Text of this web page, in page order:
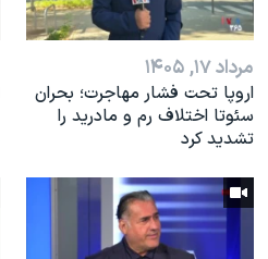
مرداد ۱۷, ۱۴۰۵
اروپا تحت فشار مهاجرت؛ بحران
سئوتا اختلاف رم و مادرید را
تشدید کرد